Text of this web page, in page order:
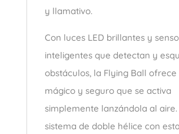
y llamativo.
Con luces LED brillantes y
inteligentes que detectan y
obstáculos, la Flying Ball
mágico y seguro que se activa
simplemente lanzándola al aire.
sistema de doble hélice con